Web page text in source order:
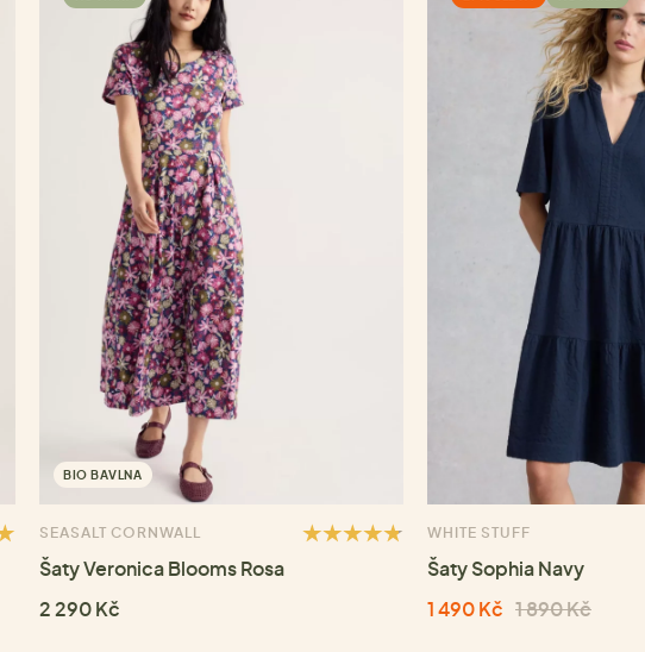
BIO BAVLNA
SEASALT CORNWALL
Šaty Veronica Blooms Rosa
2 290 Kč
WHITE STUFF
Šaty Sophia Navy
1 490 Kč 1 890 Kč